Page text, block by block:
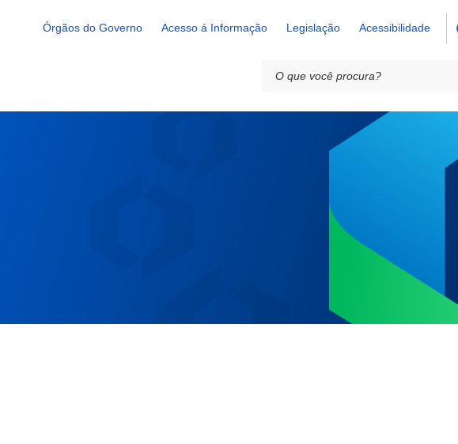
Órgãos do Governo Acesso á Informação Legislação Acessibilidade